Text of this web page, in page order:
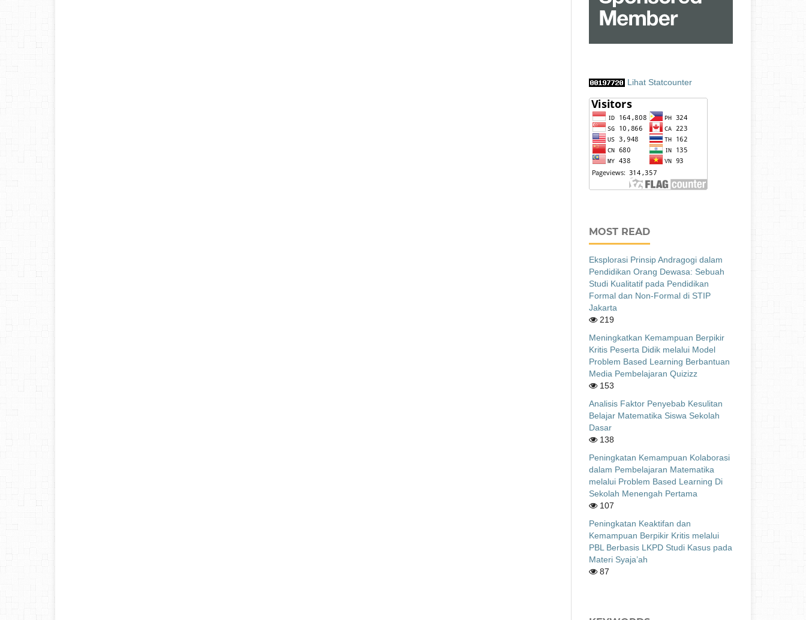
Lihat Statcounter
MOST READ
Eksplorasi Prinsip Andragogi dalam
Pendidikan Orang Dewasa: Sebuah
Studi Kualitatif pada Pendidikan
Formal dan Non-Formal di STIP
Jakarta
219
Meningkatkan Kemampuan Berpikir
Kritis Peserta Didik melalui Model
Problem Based Learning Berbantuan
Media Pembelajaran Quizizz
153
Analisis Faktor Penyebab Kesulitan
Belajar Matematika Siswa Sekolah
Dasar
138
Peningkatan Kemampuan Kolaborasi
dalam Pembelajaran Matematika
melalui Problem Based Learning Di
Sekolah Menengah Pertama
107
Peningkatan Keaktifan dan
Kemampuan Berpikir Kritis melalui
PBL Berbasis LKPD Studi Kasus pada
Materi Syaja’ah
87